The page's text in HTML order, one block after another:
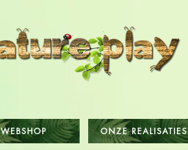
WEBSHOP ONZE REALISATIES